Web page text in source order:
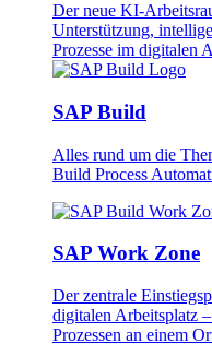
Der neue KI-
Unterstützung,
Prozesse im digitalen
SAP Build
Alles rund um die
Build Process
SAP Work Zone
Der zentrale
digitalen Arbeitsplatz
Prozessen an einem